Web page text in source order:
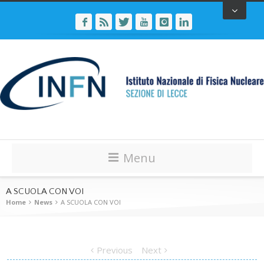
Menu
A SCUOLA CON VOI
Home News A SCUOLA CON VOI
Previous Next